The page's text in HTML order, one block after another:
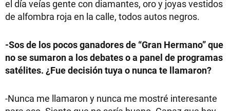
el día veías gente con diamantes, oro y joyas vestidos
de alfombra roja en la calle, todos autos negros.
-Sos de los pocos ganadores de “Gran Hermano” que
no se sumaron a los debates o a panel de programas
satélites. ¿Fue decisión tuya o nunca te llamaron?
-Nunca me llamaron y nunca me mostré interesante